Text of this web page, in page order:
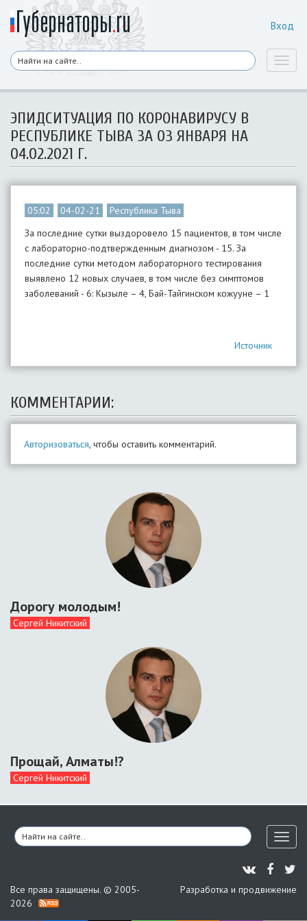
Вход
ЭПИДСИТУАЦИЯ ПО КОРОНАВИРУСУ В
РЕСПУБЛИКЕ ТЫВА ЗА 03 ЯНВАРЯ НА
04.02.2021 Г.
05:02 04-02-21
Республика Тыва
За последние сутки выздоровело 15 пациентов, в том числе
с лабораторно-подтвержденным диагнозом - 15. За
последние сутки методом лабораторного тестирования
выявлено 12 новых случаев, в том числе без симптомов
заболеваний - 6: Кызыле – 4, Бай-Тайгинском кожууне – 1
Источник
КОММЕНТАРИИ:
Авторизоваться, чтобы оставить комментарий.
Дорогу молодым!
Сергей Никитский
Прощай, Алматы!?
Сергей Никитский
Все права защищены. © 2005-
2026
Разработка и продвижение